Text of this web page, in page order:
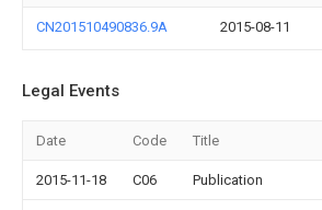
CN201510490836.9A 2015-08-11
Legal Events
Date Code Title
2015-11-18 C06 Publication